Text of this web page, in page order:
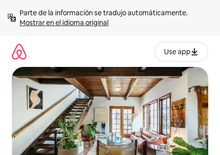
contenidoMostrar en el idioma original
Use app